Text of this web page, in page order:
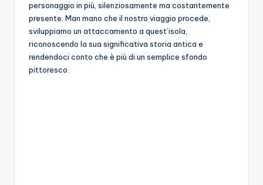
personaggio in più, silenziosamente ma costantemente
presente. Man mano che il nostro viaggio procede,
sviluppiamo un attaccamento a quest’isola,
riconoscendo la sua significativa storia antica e
rendendoci conto che è più di un semplice sfondo
pittoresco.